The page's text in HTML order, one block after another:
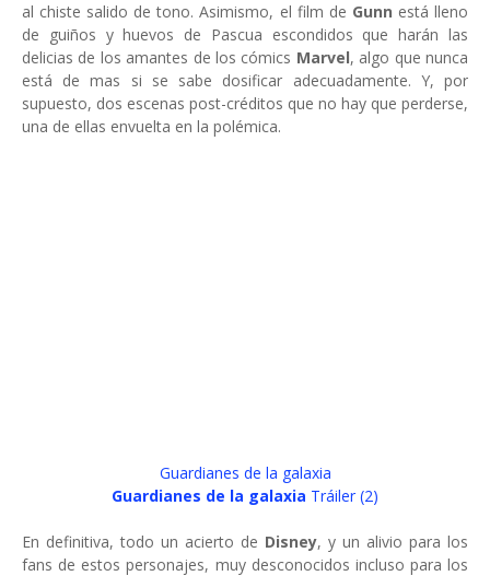
al chiste salido de tono. Asimismo, el film de Gunn está lleno
de guiños y huevos de Pascua escondidos que harán las
delicias de los amantes de los cómics Marvel, algo que nunca
está de mas si se sabe dosificar adecuadamente. Y, por
supuesto, dos escenas post-créditos que no hay que perderse,
una de ellas envuelta en la polémica.
Guardianes de la galaxia
Guardianes de la galaxia Tráiler (2)
En definitiva, todo un acierto de Disney, y un alivio para los
fans de estos personajes, muy desconocidos incluso para los